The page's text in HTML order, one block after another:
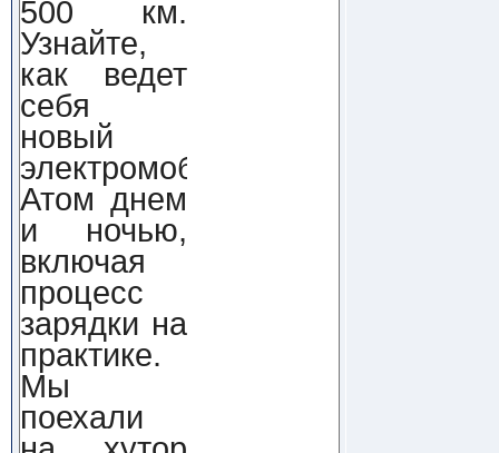
500 км.
Узнайте,
как ведет
себя
новый
электромобиль
Атом днем
и ночью,
включая
процесс
зарядки на
практике.
Мы
поехали